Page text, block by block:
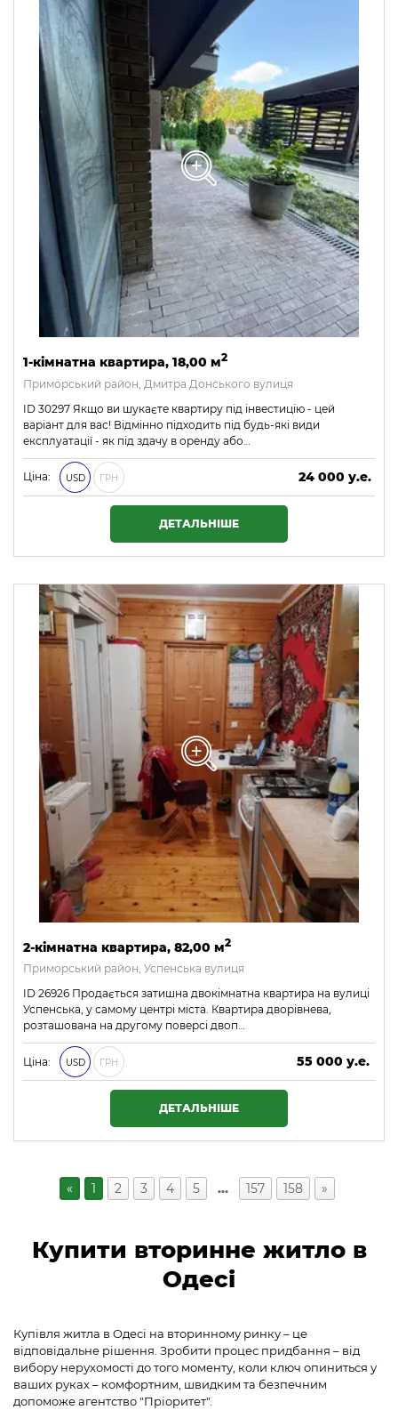
1-кімнатна квартира, 18,00 м2
Приморський район, Дмитра Донського вулиця
ID 30297 Якщо ви шукаєте квартиру під інвестицію - цей
варіант для вас! Відмінно підходить під будь-які види
експлуатації - як під здачу в оренду або…
Ціна: USD ГРН
24 000 у.е.
1 032 000 ₴
ДЕТАЛЬНІШЕ
2-кімнатна квартира, 82,00 м2
Приморський район, Успенська вулиця
ID 26926 Продається затишна двокімнатна квартира на вулиці
Успенська, у самому центрі міста. Квартира дворівнева,
розташована на другому поверсі двоп…
Ціна: USD ГРН
55 000 у.е.
2 365 000 ₴
ДЕТАЛЬНІШЕ
« 1 2 3 4 5 … 157 158 »
Купити вторинне житло в
Одесі
Купівля житла в Одесі на вторинному ринку – це
відповідальне рішення. Зробити процес придбання – від
вибору нерухомості до того моменту, коли ключ опиниться у
ваших руках – комфортним, швидким та безпечним
допоможе агентство "Пріоритет".